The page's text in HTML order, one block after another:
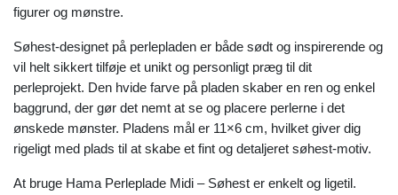
figurer og mønstre.
Søhest-designet på perlepladen er både sødt og inspirerende og
vil helt sikkert tilføje et unikt og personligt præg til dit
perleprojekt. Den hvide farve på pladen skaber en ren og enkel
baggrund, der gør det nemt at se og placere perlerne i det
ønskede mønster. Pladens mål er 11×6 cm, hvilket giver dig
rigeligt med plads til at skabe et fint og detaljeret søhest-motiv.
At bruge Hama Perleplade Midi – Søhest er enkelt og ligetil.